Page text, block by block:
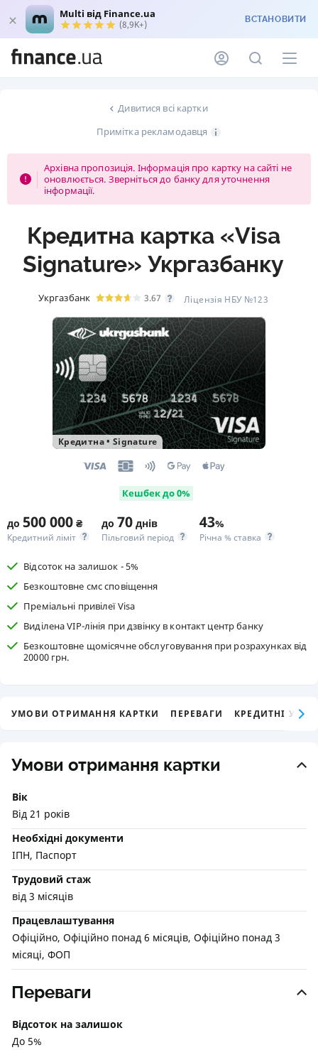
Multi від Finance.ua
(8,9K+) ВСТАНОВИТИ
Дивитися всі картки
Примітка рекламодавця
Архівна пропозиція. Інформація про картку на сайті не
оновлюється. Зверніться до банку для уточнення
інформації.
Кредитна картка «Visa
Signature» Укргазбанку
Укргазбанк 3.67 Ліцензія НБУ №123
Кредитна• Signature
Кешбек до 0%
до 500 000 ₴
Кредитний ліміт
до 70 днів
Пільговий період
43%
Річна % ставка
Відсоток на залишок - 5%
Безкоштовне смс сповіщення
Преміальні привілеї Visa
Виділена VIP-лінія при дзвінку в контакт центр банку
Безкоштовне щомісячне обслуговування при розрахунках від
20000 грн.
УМОВИ ОТРИМАННЯ КАРТКИ ПЕРЕВАГИ КРЕДИТНІ
Умови отримання картки
Вік
Від 21 років
Необхідні документи
ІПН, Паспорт
Трудовий стаж
від 3 місяців
Працевлаштування
Офіційно, Офіційно понад 6 місяців, Офіційно понад 3
місяці, ФОП
Переваги
Відсоток на залишок
До 5%